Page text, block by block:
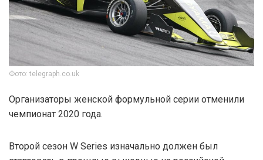
Фото: telegraph.co.uk
Организаторы женской формульной серии отменили
чемпионат 2020 года.
Второй сезон W Series изначально должен был